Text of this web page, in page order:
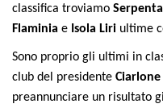
classifica troviamo
Flaminia e Isola Liri ultime
Sono proprio gli ultimi in
club del presidente Ciarlone
preannunciare un risultato